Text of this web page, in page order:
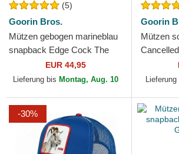
(5)
Goorin Bros.
Mützen gebogen marineblau
snapback Edge Cock The
Farm Goorin Bros.
EUR 44,95
Lieferung bis Montag, Aug. 10
Goorin
Mützen
Lieferung
-30%